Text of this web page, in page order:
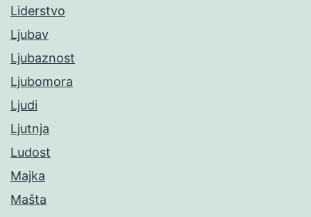
Liderstvo
Ljubav
Ljubaznost
Ljubomora
Ljudi
Ljutnja
Ludost
Majka
Mašta